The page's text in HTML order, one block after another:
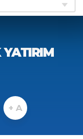
YATIRIM
+ A